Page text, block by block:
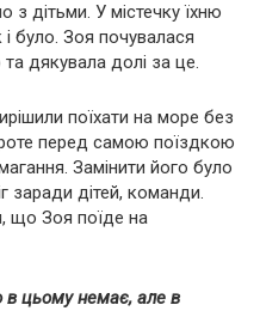
з дітьми. У містечку їхню
було. Зоя почувалася
дякувала долі за це.
поїхати на море без
перед самою поїздкою
Замінити його було
заради дітей, команди.
що Зоя поїде на
в цьому немає, але в